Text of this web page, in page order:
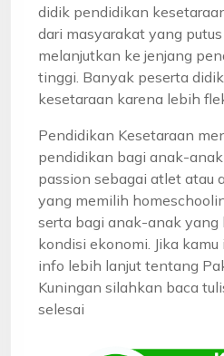
didik pendidikan
dari masyarakat yang
melanjutkan ke jenjang
tinggi. Banyak peserta
kesetaraan karena lebih
Pendidikan Kesetaraan
pendidikan bagi anak-
passion sebagai atlet atau
yang memilih
serta bagi anak-anak yang
kondisi ekonomi. Jika
info lebih lanjut tentang
Kuningan silahkan baca
selesai